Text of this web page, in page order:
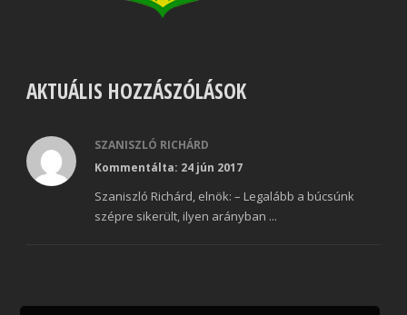
AKTUÁLIS HOZZÁSZÓLÁSOK
SZANISZLÓ RICHÁRD
Kommentálta: 24 jún 2017
Szaniszló Richárd, elnök: – Legalább a búcsúnk
szépre sikerült, ilyen arányban ...